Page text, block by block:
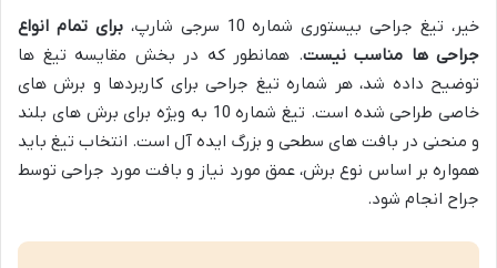
خیر، تیغ جراحی بیستوری شماره 10 سرجی شارپ،
برای تمام انواع
جراحی ها مناسب نیست. همانطور که در بخش مقایسه تیغ ها
توضیح داده شد، هر شماره تیغ جراحی برای کاربردها و برش های
خاصی طراحی شده است. تیغ شماره 10 به ویژه برای برش های بلند
و منحنی در بافت های سطحی و بزرگ ایده آل است. انتخاب تیغ باید
همواره بر اساس نوع برش، عمق مورد نیاز و بافت مورد جراحی توسط
جراح انجام شود.